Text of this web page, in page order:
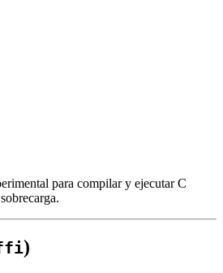
para compilar y ejecutar C
)